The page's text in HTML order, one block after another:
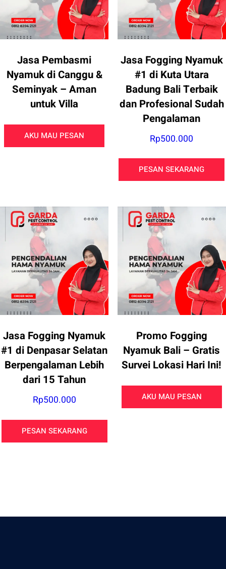
Jasa Pembasmi
Nyamuk di Canggu &
Seminyak – Aman
untuk Villa
AKU MAU PESAN
Jasa Fogging Nyamuk
#1 di Kuta Utara
Badung Bali Terbaik
dan Profesional Sudah
Pengalaman
Rp500.000
PESAN SEKARANG
Jasa Fogging Nyamuk
#1 di Denpasar Selatan
Berpengalaman Lebih
dari 15 Tahun
Rp500.000
PESAN SEKARANG
Promo Fogging
Nyamuk Bali – Gratis
Survei Lokasi Hari Ini!
AKU MAU PESAN